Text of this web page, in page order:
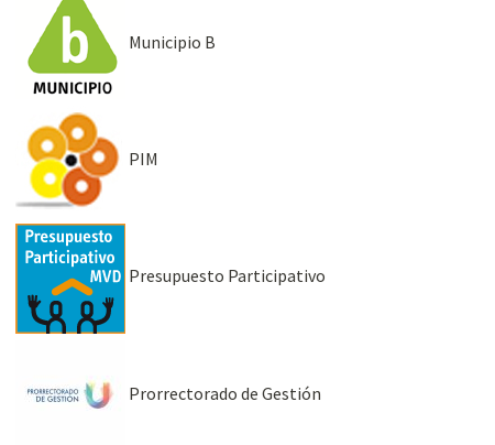
Municipio B
PIM
Presupuesto Participativo
Prorrectorado de Gestión